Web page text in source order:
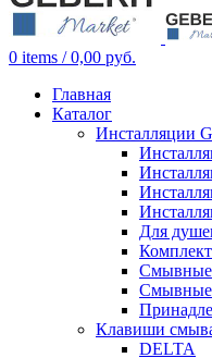
0 items / 0,00 руб.
Главная
Каталог
Инсталляции
Для
Смывные
Смывные
Клавиши
DELTA